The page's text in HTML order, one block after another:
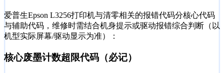
爱普生Epson L3256打印机与清零相关的报错代码分核心代码
与辅助代码，维修时需结合机身提示或驱动报错综合判断（以
机型实际屏幕/驱动显示为准）：
核心废墨计数超限代码（必记）